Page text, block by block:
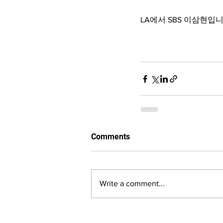
LA에서 SBS 이삼현입
Comments
Write a comment...